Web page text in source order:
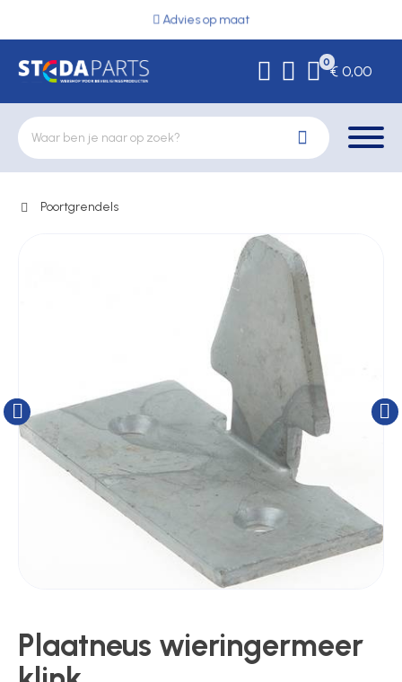
Advies op maat
0
€ 0,00
Deurbeslag
Kluizen
Poortonderdelen
Toegangscontrole
Poortgrendels
Plaatneus wieringermeer